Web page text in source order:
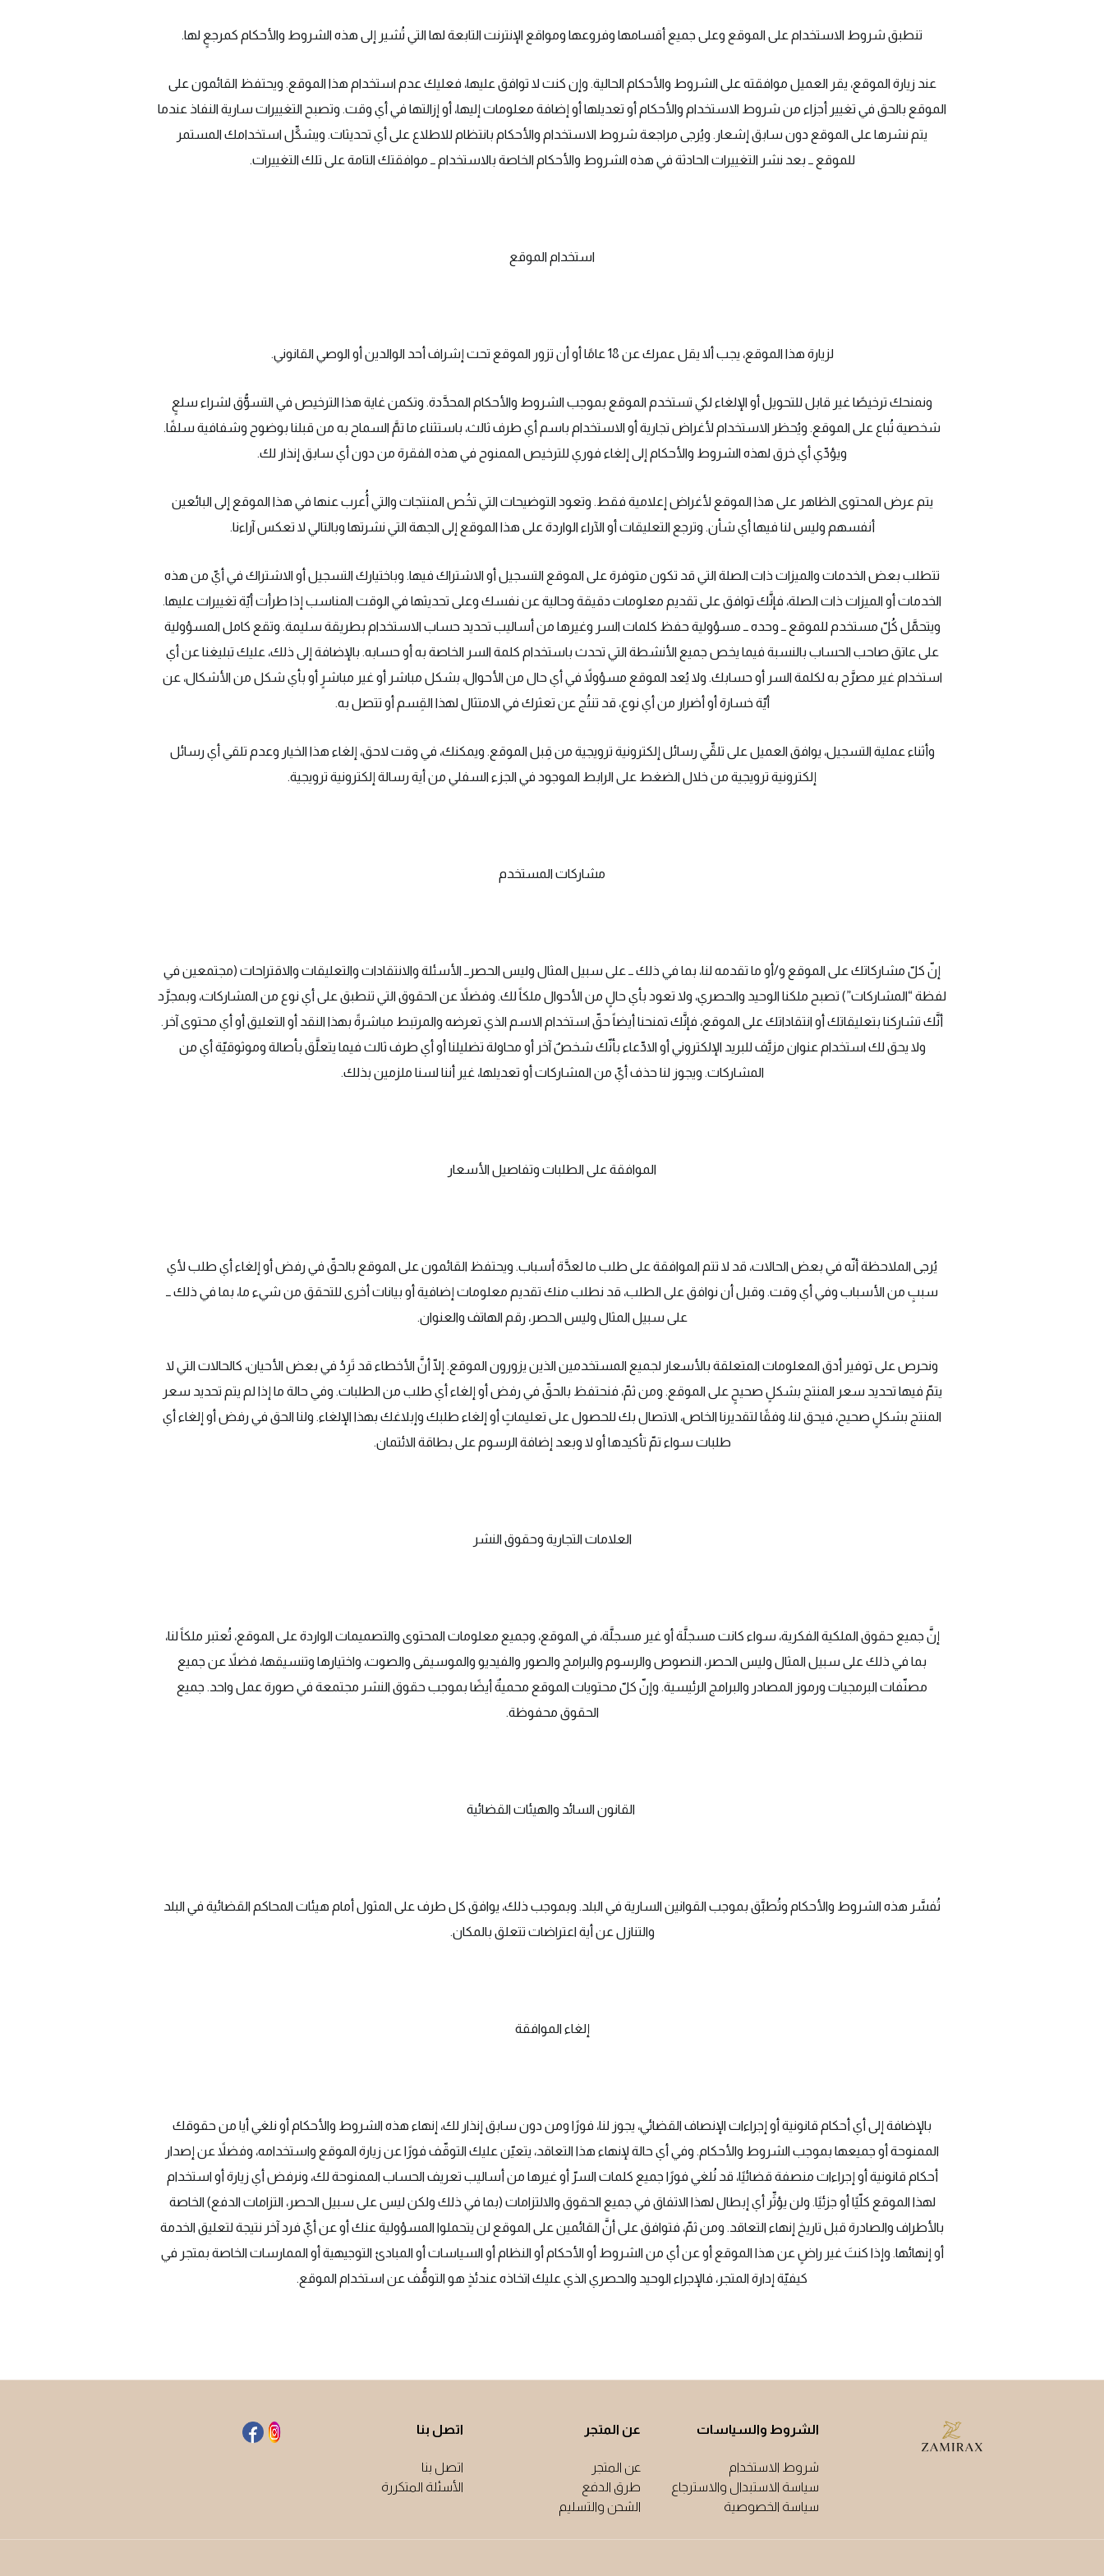
تنطبق شروط الاستخدام على الموقع وعلى جميع أقسامها وفروعها ومواقع الإنترنت التابعة لها التي تُشير إلى هذه الشروط والأحكام كمرجعٍ لها.
عند زيارة الموقع، يقر العميل موافقته على الشروط والأحكام الحالية. وإن كنت لا توافق عليها، فعليك عدم استخدام هذا الموقع. ويحتفظ القائمون على
الموقع بالحق في تغيير أجزاء من شروط الاستخدام والأحكام أو تعديلها أو إضافة معلومات إليها، أو إزالتها في أي وقت. وتصبح التغييرات سارية النفاذ عندما
يتم نشرها على الموقع دون سابق إشعار. ويُرجى مراجعة شروط الاستخدام والأحكام بانتظام للاطلاع على أي تحديثات. ويشكِّل استخدامك المستمر
للموقع ــ بعد نشر التغييرات الحادثة في هذه الشروط والأحكام الخاصة بالاستخدام ــ موافقتك التامة على تلك التغييرات.
استخدام الموقع
لزيارة هذا الموقع، يجب ألا يقل عمرك عن 18 عامًا أو أن تزور الموقع تحت إشراف أحد الوالدين أو الوصي القانوني.
ونمنحك ترخيصًا غير قابل للتحويل أو الإلغاء لكي تستخدم الموقع بموجب الشروط والأحكام المحدَّدة. وتكمن غاية هذا الترخيص في التسوُّق لشراء سلعٍ
شخصية تُباع على الموقع. ويُحظر الاستخدام لأغراض تجارية أو الاستخدام باسم أي طرف ثالث، باستثناء ما تمَّ السماح به من قبلنا بوضوح وشفافية سلفًا.
ويؤدِّي أي خرق لهذه الشروط والأحكام إلى إلغاء فوري للترخيص الممنوح في هذه الفقرة من دون أي سابق إنذار لك.
يتم عرض المحتوى الظاهر على هذا الموقع لأغراض إعلامية فقط. وتعود التوضيحات التي تخُص المنتجات والتي أُعرب عنها في هذا الموقع إلى البائعين
أنفسهم وليس لنا فيها أي شأن. وترجع التعليقات أو الآراء الواردة على هذا الموقع إلى الجهة التي نشرتها وبالتالي لا تعكس آراءنا.
تتطلب بعض الخدمات والميزات ذات الصلة التي قد تكون متوفرة على الموقع التسجيل أو الاشتراك فيها. وباختيارك التسجيل أو الاشتراك في أيّ من هذه
الخدمات أو الميزات ذات الصلة، فإنَّك توافق على تقديم معلومات دقيقة وحالية عن نفسك وعلى تحديثها في الوقت المناسب إذا طرأت أيّة تغييرات عليها.
ويتحمَّل كُلّ مستخدم للموقع ــ وحده ــ مسؤولية حفظ كلمات السر وغيرها من أساليب تحديد حساب الاستخدام بطريقة سليمة. وتقع كامل المسؤولية
على عاتق صاحب الحساب بالنسبة فيما يخص جميع الأنشطة التي تحدث باستخدام كلمة السر الخاصة به أو حسابه. بالإضافة إلى ذلك، عليك تبليغنا عن أي
استخدام غير مصرَّح به لكلمة السر أو حسابك. ولا يُعد الموقع مسؤولاً في أي حال من الأحوال، بشكل مباشر أو غير مباشرٍ أو بأي شكل من الأشكال، عن
أيّة خسارة أو أضرار من أي نوع، قد تنتُج عن تعثرك في الامتثال لهذا القِسم أو تتصل به.
وأثناء عملية التسجيل، يوافق العميل على تلقِّي رسائل إلكترونية ترويجية من قِبل الموقع. ويمكنك، في وقت لاحق، إلغاء هذا الخيار وعدم تلقي أي رسائل
إلكترونية ترويجية من خلال الضغط على الرابط الموجود في الجزء السفلي من أية رسالة إلكترونية ترويجية.
مشاركات المستخدم
إنّ كلّ مشاركاتك على الموقع و/أو ما تقدمه لنا، بما في ذلك ــ على سبيل المثال وليس الحصرــ الأسئلة والانتقادات والتعليقات والاقتراحات (مجتمعين في
لفظة “المشاركات”) تصبح ملكنا الوحيد والحصري، ولا تعود بأي حالٍ من الأحوال ملكاً لك. وفضلاً عن الحقوق التي تنطبق على أي نوع من المشاركات، وبمجرَّد
أنَّك تشاركنا بتعليقاتك أو انتقاداتك على الموقع، فإنَّك تمنحنا أيضاً حقّ استخدام الاسم الذي تعرضه والمرتبط مباشرةً بهذا النقد أو التعليق أو أي محتوى آخر.
ولا يحق لك استخدام عنوان مزيَّف للبريد الإلكتروني أو الادِّعاء بأنّك شخصٌ آخر أو محاولة تضليلنا أو أي طرف ثالث فيما يتعلَّق بأصالة وموثوقيّة أي من
المشاركات. ويجوز لنا حذف أيّ من المشاركات أو تعديلها، غير أننا لسنا ملزمين بذلك.
الموافقة على الطلبات وتفاصيل الأسعار
يُرجى الملاحظة أنّه في بعض الحالات، قد لا تتم الموافقة على طلب ما لعدَّة أسباب. ويحتفظ القائمون على الموقع بالحقّ في رفض أو إلغاء أي طلب لأي
سببٍ من الأسباب وفي أي وقت. وقبل أن نوافق على الطلب، قد نطلب منك تقديم معلومات إضافية أو بيانات أخرى للتحقق من شيء ما، بما في ذلك ــ
على سبيل المثال وليس الحصر، رقم الهاتف والعنوان.
ونحرص على توفير أدق المعلومات المتعلقة بالأسعار لجميع المستخدمين الذين يزورون الموقع. إلّا أنَّ الأخطاء قد تَرِدُ في بعض الأحيان، كالحالات التي لا
يتمّ فيها تحديد سعر المنتج بشكلٍ صحيحٍ على الموقع. ومن ثمّ، فنحتفظ بالحقّ في رفض أو إلغاء أي طلب من الطلبات. وفي حالة ما إذا لم يتم تحديد سعر
المنتج بشكلٍ صحيح، فيحق لنا، وفقًا لتقديرنا الخاص، الاتصال بك للحصول على تعليماتٍ أو إلغاء طلبك وإبلاغك بهذا الإلغاء. ولنا الحق في رفض أو إلغاء أي
طلبات سواء تمّ تأكيدها أو لا وبعد إضافة الرسوم على بطاقة الائتمان.
العلامات التجارية وحقوق النشر
إنَّ جميع حقوق الملكية الفكرية، سواء كانت مسجلَّة أو غير مسجلَّة، في الموقع، وجميع معلومات المحتوى والتصميمات الواردة على الموقع، تُعتبر ملكاً لنا،
بما في ذلك على سبيل المثال وليس الحصر، النصوص والرسوم والبرامج والصور والفيديو والموسيقى والصوت، واختيارها وتنسيقها، فضلاً عن جميع
مصنّفات البرمجيات ورموز المصادر والبرامج الرئيسية. وإنّ كلّ محتويات الموقع محميةٌ أيضًا بموجب حقوق النشر مجتمعة في صورة عمل واحد. جميع
الحقوق محفوظة.
القانون السائد والهيئات القضائية
تُفسَّر هذه الشروط والأحكام وتُطبَّق بموجب القوانين السارية في البلد. وبموجب ذلك، يوافق كل طرف على المثول أمام هيئات المحاكم القضائية في البلد
والتنازل عن أية اعتراضات تتعلق بالمكان.
إلغاء الموافقة
بالإضافة إلى أي أحكام قانونية أو إجراءات الإنصاف القضائي، يجوز لنا، فورًا ومن دون سابق إنذار لك، إنهاء هذه الشروط والأحكام أو نلغي أيا من حقوقك
الممنوحة أو جميعها بموجب الشروط والأحكام. وفي أي حالة لإنهاء هذا التعاقد، يتعيّن عليك التوقّف فورًا عن زيارة الموقع واستخدامه، وفضلاً عن إصدار
أحكام قانونية أو إجراءات منصفة قضائيًا، قد نُلغي فورًا جميع كلمات السرّ أو غيرها من أساليب تعريف الحساب الممنوحة لك، ونرفض أي زيارة أو استخدام
لهذا الموقع كلّيًا أو جزئيًا. ولن يؤثِّر أي إبطال لهذا الاتفاق في جميع الحقوق والالتزامات (بما في ذلك ولكن ليس على سبيل الحصر، التزامات الدفع) الخاصة
بالأطراف والصادرة قبل تاريخ إنهاء التعاقد. ومن ثمّ، فتوافق على أنَّ القائمين على الموقع لن يتحملوا المسؤولية عنك أو عن أيّ فرد آخر نتيجة لتعليق الخدمة
أو إنهائها. وإذا كنتَ غير راضٍ عن هذا الموقع أو عن أي من الشروط أو الأحكام أو النظام أو السياسات أو المبادئ التوجيهية أو الممارسات الخاصة بمتجر في
كيفيّة إدارة المتجر، فالإجراء الوحيد والحصري الذي عليك اتخاذه عندئذٍ هو التوقُّف عن استخدام الموقع.
الشروط والسياسات
شروط الاستخدام
سياسة الاستبدال والاسترجاع
سياسة الخصوصية
عن المتجر
عن المتجر
طرق الدفع
الشحن والتسليم
اتصل بنا
اتصل بنا
الأسئلة المتكررة